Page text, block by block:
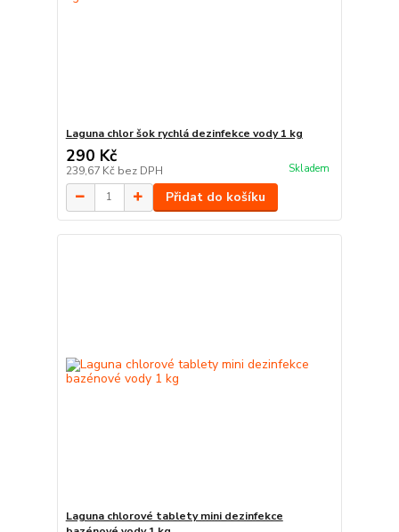
Laguna chlor šok rychlá dezinfekce vody 1 kg
290 Kč
239,67 Kč bez DPH Skladem
Přidat do košíku
Laguna chlorové tablety mini dezinfekce